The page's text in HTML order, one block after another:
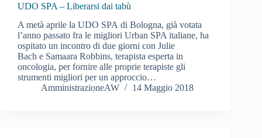
UDO SPA – Liberarsi dai tabù
A metà aprile la UDO SPA di Bologna, già votata
l’anno passato fra le migliori Urban SPA italiane, ha
ospitato un incontro di due giorni con Julie
Bach e Samaara Robbins, terapista esperta in
oncologia, per fornire alle proprie terapiste gli
strumenti migliori per un approccio…
AmministrazioneAW
14 Maggio 2018